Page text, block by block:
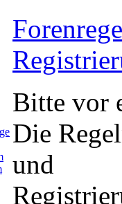
Bitte vor
Die
und